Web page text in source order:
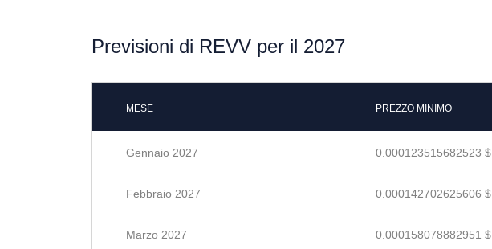
Previsioni di REVV per il 2027
MESE PREZZO MINIMO
Gennaio 2027 0.000123515682523 $
Febbraio 2027 0.000142702625606 $
Marzo 2027 0.000158078882951 $